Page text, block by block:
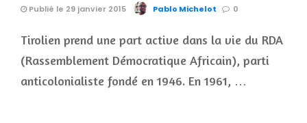
Publié le 29 janvier 2015 Pablo Michelot 0
Tirolien prend une part active dans la vie du RDA
(Rassemblement Démocratique Africain), parti
anticolonialiste fondé en 1946. En 1961, …